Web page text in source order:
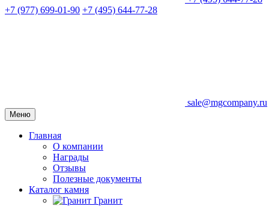
+7 (977) 699-01-90 +7 (495) 644-77-28
sale@mgcompany.ru
Меню
Главная
О компании
Награды
Отзывы
Полезные документы
Каталог камня
Гранит